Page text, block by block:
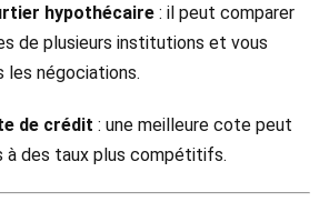
hypothécaire : il peut comparer
de plusieurs institutions et vous
les négociations.
de crédit : une meilleure cote peut
à des taux plus compétitifs.